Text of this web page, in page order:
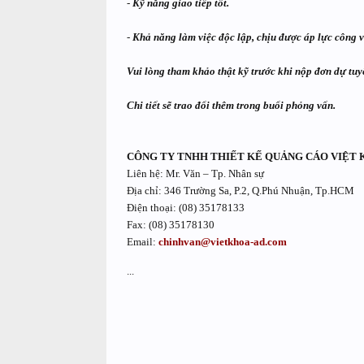
- Kỹ năng giao tiếp tốt.
- Khả năng làm việc độc lập, chịu được áp lực công
Vui lòng tham khảo thật kỹ trước khi nộp đơn dự
Chi tiết sẽ trao đổi thêm trong buổi phỏng vấn.
CÔNG TY TNHH THIẾT KẾ QUẢNG CÁO VIỆT
Liên hệ: Mr. Văn – Tp. Nhân sự
Địa chỉ: 346 Trường Sa, P.2, Q.Phú Nhuận, Tp.HCM
Điện thoại: (08) 35178133
Fax: (08) 35178130
Email: chinhvan@vietkhoa-ad.com
...